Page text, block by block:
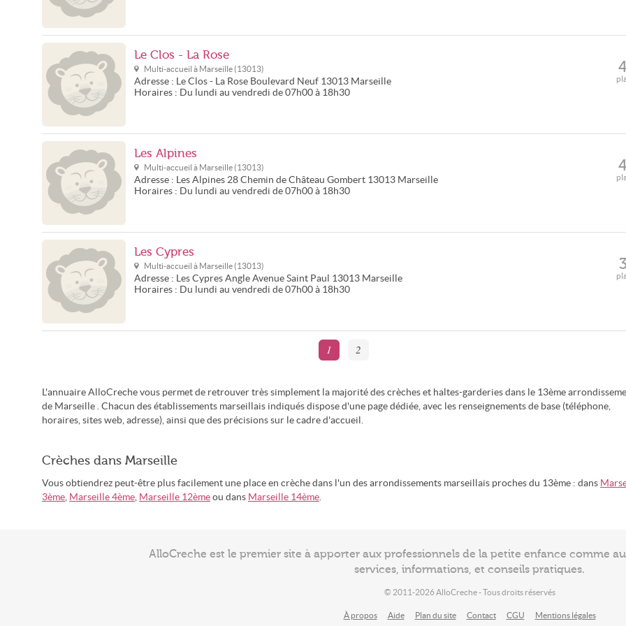
Le Clos - La Rose
Multi-accueil à Marseille (13013)
Adresse : Le Clos - La Rose Boulevard Neuf 13013 Marseille
Horaires : Du lundi au vendredi de 07h00 à 18h30
Les Alpines
Multi-accueil à Marseille (13013)
Adresse : Les Alpines 28 Chemin de Château Gombert 13013 Marseille
Horaires : Du lundi au vendredi de 07h00 à 18h30
Les Cypres
Multi-accueil à Marseille (13013)
Adresse : Les Cypres Angle Avenue Saint Paul 13013 Marseille
Horaires : Du lundi au vendredi de 07h00 à 18h30
1 2
L'annuaire AlloCreche vous permet de retrouver très simplement la majorité des crèches et haltes-garderies dans le 13ème
de Marseille . Chacun des établissements marseillais indiqués dispose d'une page dédiée, avec les renseignements de base (téléphone,
horaires, sites web, adresse), ainsi que des précisions sur le cadre d'accueil.
Crèches dans Marseille
Vous obtiendrez peut-être plus facilement une place en crèche dans l'un des arrondissements marseillais proches du 13ème : dans
3ème, Marseille 4ème, Marseille 12ème ou dans Marseille 14ème.
AlloCreche est le premier site à apporter aux professionnels de la petite enfance comme
services, informations, et conseils pratiques.
© 2011-2026 AlloCreche - Tous droits réservés
À propos Aide Plan du site Contact CGU Mentions légales